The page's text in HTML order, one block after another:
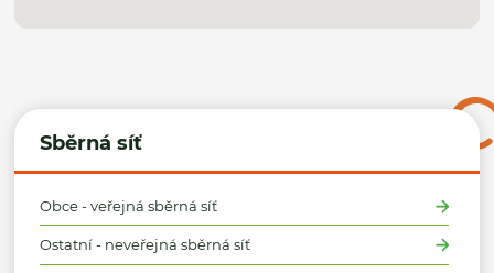
Sběrná síť
Obce - veřejná sběrná síť
Ostatní - neveřejná sběrná síť